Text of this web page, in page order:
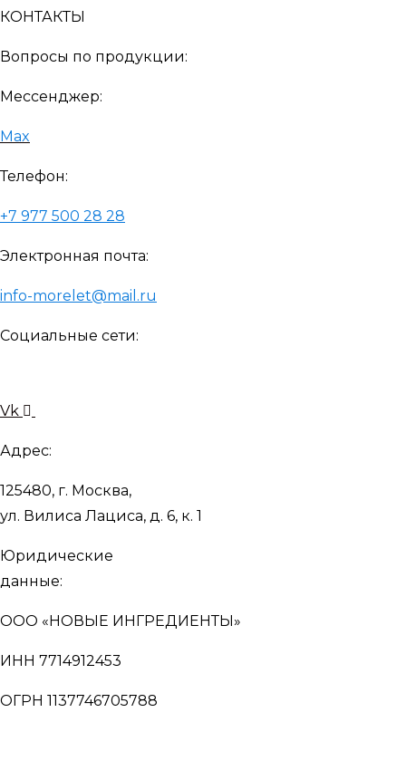
КОНТАКТЫ
Вопросы по продукции:
Мессенджер:
Max
Телефон:
+7 977 500 28 28
Электронная почта:
info-morelet@mail.ru
Социальные сети:
Vk
Адрес:
125480, г. Москва,
ул. Вилиса Лациса, д. 6, к. 1
Юридические
данные:
ООО «НОВЫЕ ИНГРЕДИЕНТЫ»
ИНН 7714912453
ОГРН 1137746705788